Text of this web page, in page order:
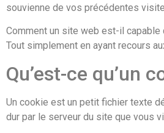
souvienne de vos précédentes
Comment un site web est-il capable
Tout simplement en ayant recours
Qu’est-ce qu’un
Un cookie est un petit fichier texte
dur par le serveur du site que vous